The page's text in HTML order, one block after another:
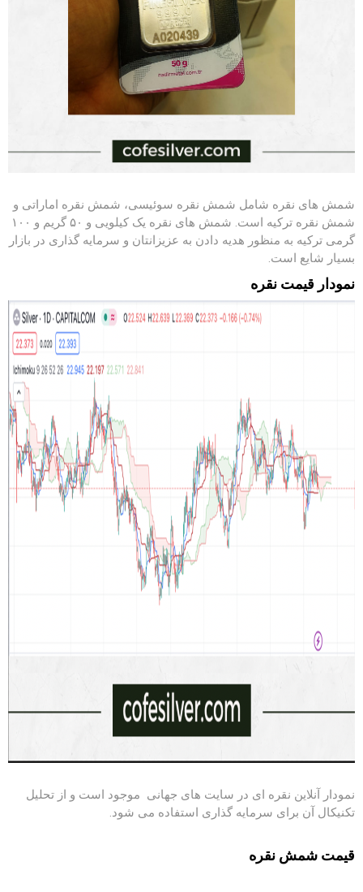
شمش های نقره شامل شمش نقره سوئیسی، شمش نقره اماراتی و
شمش نقره ترکیه است. شمش های نقره یک کیلویی و ۵۰ گریم و ۱۰۰
گرمی ترکیه به منظور هدیه دادن به عزیزانتان و سرمایه گذاری در بازار
بسیار شایع است.
نمودار قیمت نقره
نمودار آنلاین نقره ای در سایت های جهانی موجود است و از تحلیل
تکنیکال آن برای سرمایه گذاری استفاده می شود.
قیمت شمش نقره